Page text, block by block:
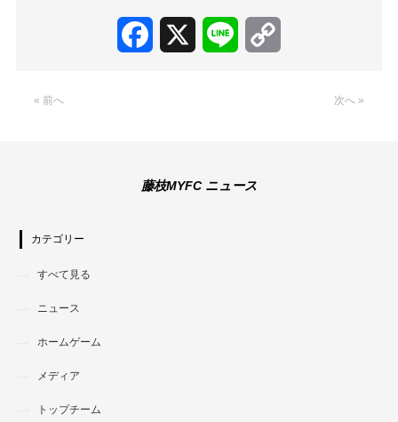
Facebook Line
« 前へ 次へ »
藤枝MYFC ニュース
カテゴリー
すべて見る
ニュース
ホームゲーム
メディア
トップチーム